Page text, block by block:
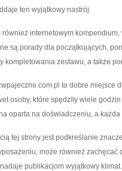
ten wyjątkowy nastrój.
również internetowym
są porady dla początkujących,
kompletowania zestawu, a także
to dobre miejsce
osoby, które spędziły wiele
oparta na doświadczeniu, a
tej strony jest podkreślanie
może również zachęcać
publikacjom wyjątkowy klimat.